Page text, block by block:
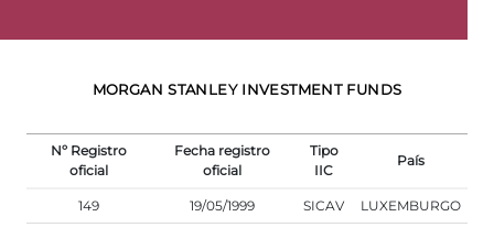
MORGAN STANLEY INVESTMENT FUNDS
Nº Registro
oficial
Fecha registro
oficial
Tipo
IIC
País
149 19/05/1999 SICAV LUXEMBURGO